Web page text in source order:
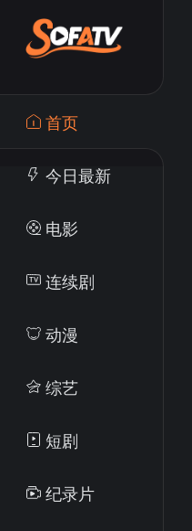
首页
今日最新
电影
连续剧
动漫
综艺
短剧
纪录片